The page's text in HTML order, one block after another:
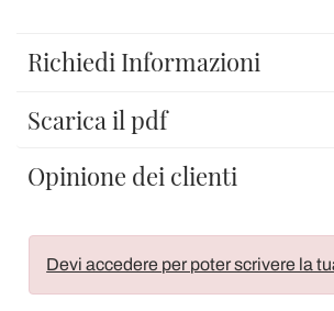
Richiedi Informazioni
Scarica il pdf
Opinione dei clienti
Devi accedere per poter scrivere la